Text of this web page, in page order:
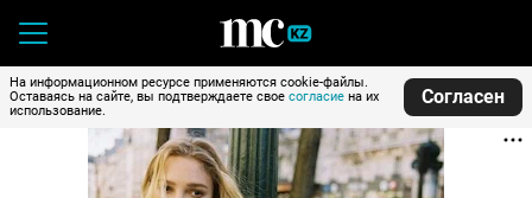
На информационном ресурсе применяются cookie-файлы.
Оставаясь на сайте, вы подтверждаете свое согласие на их
использование.
Согласен